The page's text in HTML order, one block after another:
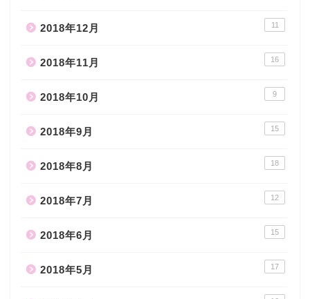
2018年12月 11
2018年11月 16
2018年10月 9
2018年9月 15
2018年8月 18
2018年7月 12
2018年6月 15
2018年5月 17